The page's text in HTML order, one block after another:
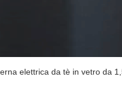
elettrica da tè in vetro da